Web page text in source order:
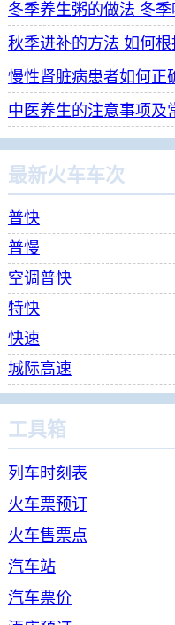
冬季养生粥的做法 冬
秋季进补的方法 如何
慢性肾脏病患者如何正
中医养生的注意事项及
最新火车车次
普快
普慢
空调普快
特快
快速
城际高速
工具箱
列车时刻表
火车票预订
火车售票点
汽车站
汽车票价